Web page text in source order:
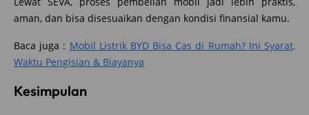
aman, dan bisa disesuaikan dengan kondisi finansial kamu.
Baca juga : Mobil Listrik BYD Bisa Cas di Rumah? Ini Syarat,
Waktu Pengisian & Biayanya
Kesimpulan